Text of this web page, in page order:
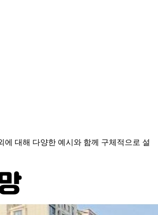
에 대해 다양한 예시와 함께 구체적으로 설